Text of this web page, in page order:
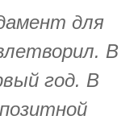
для
В
год. В